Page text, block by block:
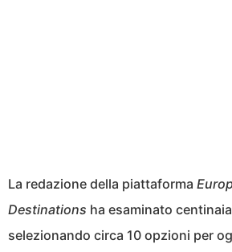
La redazione della piattaforma
Destinations ha esaminato
selezionando circa 10 opzioni per